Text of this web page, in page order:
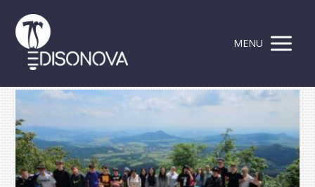
MENU